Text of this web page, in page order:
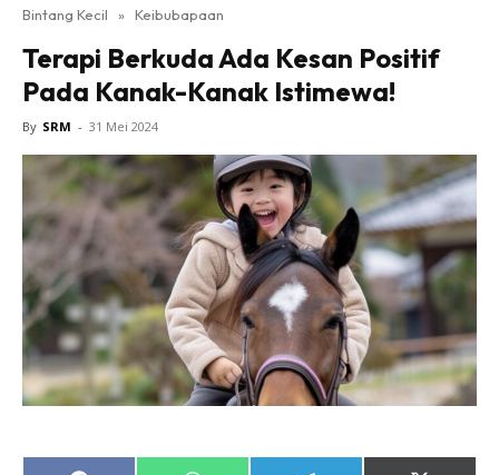
Bintang Kecil » Keibubapaan
Terapi Berkuda Ada Kesan Positif
Pada Kanak-Kanak Istimewa!
By SRM - 31 Mei 2024